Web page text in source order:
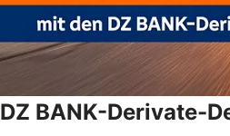
DZ BANK-Derivate-